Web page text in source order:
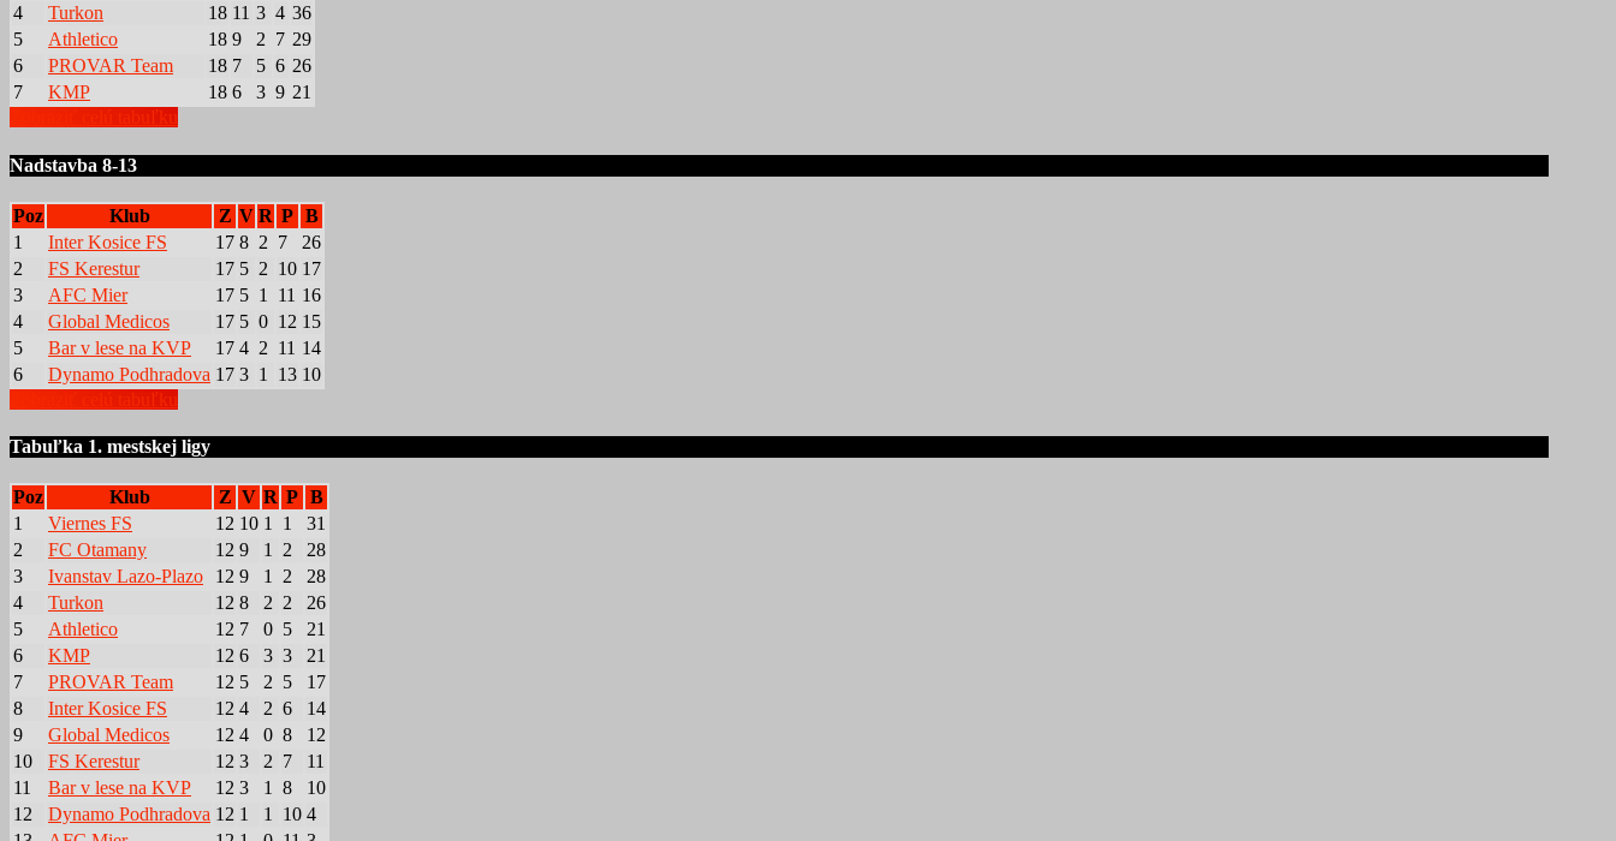
4
Turkon 18 11 3 4 36
5
Athletico 18 9 2 7 29
6
PROVAR Team 18 7 5 6 26
7
KMP 18 6 3 9 21
Nadstavba 8-13
Poz Klub Z V R P B
1
Inter Kosice FS 17 8 2 7
26
2
FS Kerestur 17 5 2 10 17
3
AFC Mier 17 5 1 11 16
4
Global Medicos 17 5 0 12 15
5
Bar v lese na KVP 17 4 2 11 14
6
Dynamo Podhradova 17 3 1 13 10
Tabuľka 1. mestskej ligy
Poz Klub Z V R P B
1
Viernes FS 12 10 1 1
31
2
FC Otamany 12 9 1 2
28
3
Ivanstav Lazo-Plazo 12 9 1 2
28
4
Turkon 12 8 2 2
26
5
Athletico 12 7 0 5
21
6
KMP 12 6 3 3
21
7
PROVAR Team 12 5 2 5
17
8
Inter Kosice FS 12 4 2 6
14
9
Global Medicos 12 4 0 8
12
10
FS Kerestur 12 3 2 7
11
11
Bar v lese na KVP 12 3 1 8
10
12
Dynamo Podhradova 12 1 1 10 4